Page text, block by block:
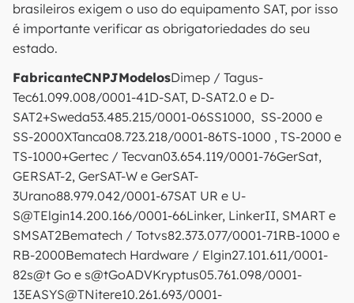
brasileiros exigem o uso do equipamento SAT, por isso
é importante verificar as obrigatoriedades do seu
estado.
FabricanteCNPJModelosDimep / Tagus-
Tec61.099.008/0001-41D-SAT, D-SAT2.0 e D-
SAT2+Sweda53.485.215/0001-06SS1000, SS-2000 e
SS-2000XTanca08.723.218/0001-86TS-1000 , TS-2000 e
TS-1000+Gertec / Tecvan03.654.119/0001-76GerSat,
GERSAT-2, GerSAT-W e GerSAT-
3Urano88.979.042/0001-67SAT UR e U-
S@TElgin14.200.166/0001-66Linker, LinkerII, SMART e
SMSAT2Bematech / Totvs82.373.077/0001-71RB-1000 e
RB-2000Bematech Hardware / Elgin27.101.611/0001-
82s@t Go e s@tGoADVKryptus05.761.098/0001-
13EASYS@TNitere10.261.693/0001-